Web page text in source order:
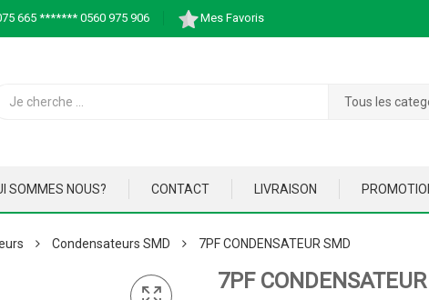
665 ******* 0560 975 906 Mes Favoris
Tous les
SOMMES NOUS? CONTACT LIVRAISON
Condensateurs SMD 7PF CONDENSATEUR SMD
7PF